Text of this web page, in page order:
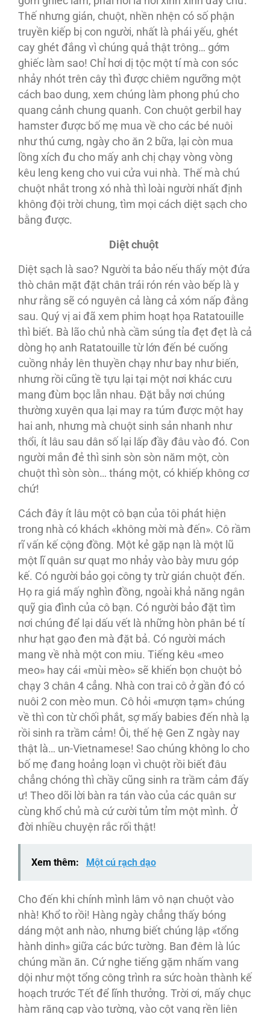
Thế nhưng gián, chuột, nhền nhện có số phận
truyền kiếp bị con người, nhất là phái yếu, ghét
cay ghét đắng vì chúng quả thật trông… gớm
ghiếc làm sao! Chỉ hơi dị tộc một tí mà con sóc
nhảy nhót trên cây thì được chiêm ngưỡng một
cách bao dung, xem chúng làm phong phú cho
quang cảnh chung quanh. Con chuột gerbil hay
hamster được bố mẹ mua về cho các bé nuôi
như thú cưng, ngày cho ăn 2 bữa, lại còn mua
lồng xích đu cho mấy anh chị chạy vòng vòng
kêu leng keng cho vui cửa vui nhà. Thế mà chú
chuột nhắt trong xó nhà thì loài người nhất định
không đội trời chung, tìm mọi cách diệt sạch cho
bằng được.
Diệt chuột
Diệt sạch là sao? Người ta bảo nếu thấy một đứa
thò chân mặt đặt chân trái rón rén vào bếp là y
như rằng sẽ có nguyên cả làng cả xóm nấp đằng
sau. Quý vị ai đã xem phim hoạt họa Ratatouille
thì biết. Bà lão chủ nhà cầm súng tỉa đẹt đẹt là cả
dòng họ anh Ratatouille từ lớn đến bé cuống
cuồng nhảy lên thuyền chạy như bay như biến,
nhưng rồi cũng tề tựu lại tại một nơi khác cưu
mang đùm bọc lẫn nhau. Đặt bẫy nơi chúng
thường xuyên qua lại may ra túm được một hay
hai anh, nhưng mà chuột sinh sản nhanh như
thổi, ít lâu sau dân số lại lấp đầy đâu vào đó. Con
người mắn đẻ thì sinh sòn sòn năm một, còn
chuột thì sòn sòn… tháng một, có khiếp không cơ
chứ!
Cách đây ít lâu một cô bạn của tôi phát hiện
trong nhà có khách «không mời mà đến». Cô rầm
rĩ vấn kế cộng đồng. Một kẻ gặp nạn là một lũ
một lĩ quân sư quạt mo nhảy vào bày mưu góp
kế. Có người bảo gọi công ty trừ gián chuột đến.
Họ ra giá mấy nghìn đồng, ngoài khả năng ngân
quỹ gia đình của cô bạn. Có người bảo đặt tìm
nơi chúng để lại dấu vết là những hòn phân bé tí
như hạt gạo đen mà đặt bả. Có người mách
mang về nhà một con miu. Tiếng kêu «meo
meo» hay cái «mùi mèo» sẽ khiến bọn chuột bỏ
chạy 3 chân 4 cẳng. Nhà con trai cô ở gần đó có
nuôi 2 con mèo mun. Cô hỏi «mượn tạm» chúng
về thì con từ chối phắt, sợ mấy babies đến nhà lạ
rồi sinh ra trầm cảm! Ôi, thế hệ Gen Z ngày nay
thật là… un-Vietnamese! Sao chúng không lo cho
bố mẹ đang hoảng loạn vì chuột rồi biết đâu
chẳng chóng thì chầy cũng sinh ra trầm cảm đấy
ư! Theo dõi lời bàn ra tán vào của các quân sư
cùng khổ chủ mà cứ cười tủm tỉm một mình. Ở
đời nhiều chuyện rắc rối thật!
Xem thêm: Một cú rạch dạo
Cho đến khi chính mình lâm vô nạn chuột vào
nhà! Khổ to rồi! Hàng ngày chẳng thấy bóng
dáng một anh nào, nhưng biết chúng lập «tổng
hành dinh» giữa các bức tường. Ban đêm là lúc
chúng mần ăn. Cứ nghe tiếng gặm nhấm vang
dội như một tổng công trình ra sức hoàn thành kế
hoạch trước Tết để lĩnh thưởng. Trời ơi, mấy chục
hàm răng cạp vào tường, vào cột vang rền liên